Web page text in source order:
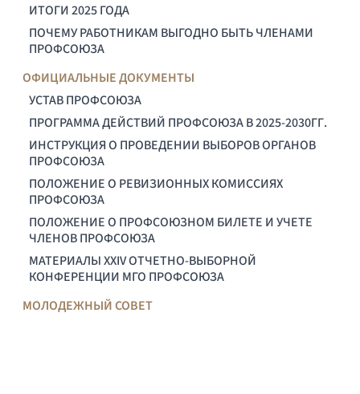
ИТОГИ 2025 ГОДА
ПОЧЕМУ РАБОТНИКАМ ВЫГОДНО БЫТЬ ЧЛЕНАМИ
ПРОФСОЮЗА
ОФИЦИАЛЬНЫЕ ДОКУМЕНТЫ
УСТАВ ПРОФСОЮЗА
ПРОГРАММА ДЕЙСТВИЙ ПРОФСОЮЗА В 2025-2030ГГ.
ИНСТРУКЦИЯ О ПРОВЕДЕНИИ ВЫБОРОВ ОРГАНОВ
ПРОФСОЮЗА
ПОЛОЖЕНИЕ О РЕВИЗИОННЫХ КОМИССИЯХ
ПРОФСОЮЗА
ПОЛОЖЕНИЕ О ПРОФСОЮЗНОМ БИЛЕТЕ И УЧЕТЕ
ЧЛЕНОВ ПРОФСОЮЗА
МАТЕРИАЛЫ XXIV ОТЧЕТНО-ВЫБОРНОЙ
КОНФЕРЕНЦИИ МГО ПРОФСОЮЗА
МОЛОДЕЖНЫЙ СОВЕТ